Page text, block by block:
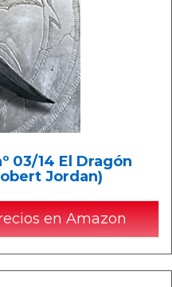
03/14 El Dragón
Jordan)
en Amazon